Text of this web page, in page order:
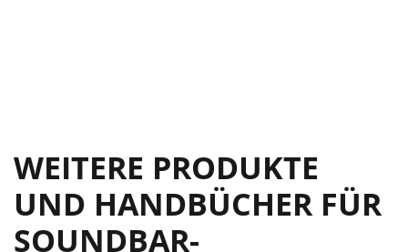
WEITERE PRODUKTE
UND HANDBÜCHER FÜR
SOUNDBAR-